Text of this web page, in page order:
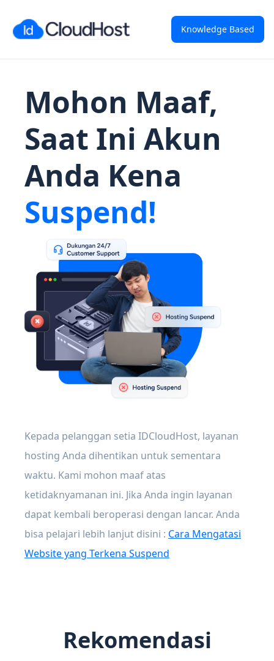
Knowledge Based
Mohon Maaf,
Saat Ini Akun
Anda Kena
Suspend!
Kepada pelanggan setia IDCloudHost, layanan
hosting Anda dihentikan untuk sementara
waktu. Kami mohon maaf atas
ketidaknyamanan ini. Jika Anda ingin layanan
dapat kembali beroperasi dengan lancar. Anda
bisa pelajari lebih lanjut disini : Cara Mengatasi
Website yang Terkena Suspend
Rekomendasi